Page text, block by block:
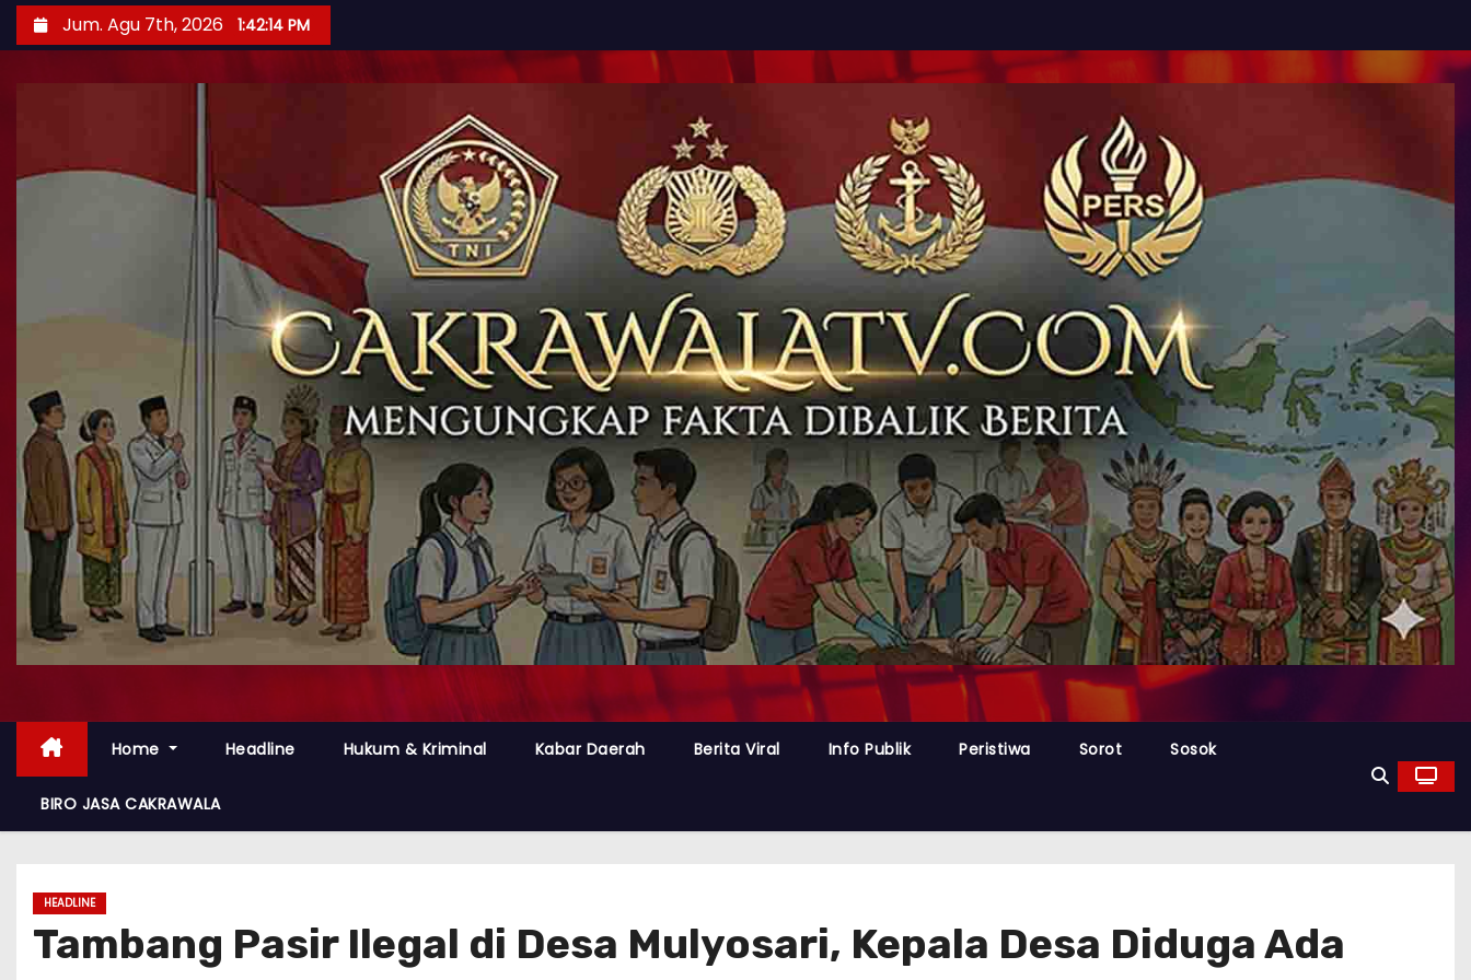
Jum. Agu 7th, 2026 1:42:15 PM
Home Headline Hukum & Kriminal Kabar Daerah Berita Viral Info Publik Peristiwa Sorot Sosok
BIRO JASA CAKRAWALA
HEADLINE
Tambang Pasir Ilegal di Desa Mulyosari, Kepala Desa Diduga Ada